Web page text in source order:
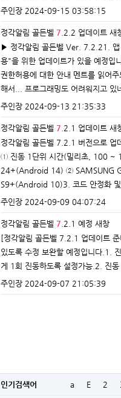
주인장 2024-09-15 03:58:15
정각알림 골든벨 7 .2.2 업데이트 새
▶ 정각알림 골든벨 Ver. 7.2.21. 앱
용"을 위한 업데이트가 있을 예정입
권한허용에 대한 안내 멘트를 읽어
해서... 프로그래밍도 어려워지고
주인장 2024-09-13 21:35:33
정각알림 골든벨 7 .2.1 업데이트 새
정각알림 골든벨 7.2.1 버전으로
① 진동 1단위 시간(밀리초, 100 ~
24+(Android 14) ② SAMSUNG
S9+(Android 10)3. 코드 안정화
주인장 2024-09-09 04:07:24
정각알림 골든벨 7 .2.1 예정 새창
[정각알림 골든벨 7.2.1 업데이트
있도록 수정 보완할 예정입니다.1.
게 1회 진동하도록 설정가능.2. 진
주인장 2024-09-07 21:05:39
인기검색어 a E 2